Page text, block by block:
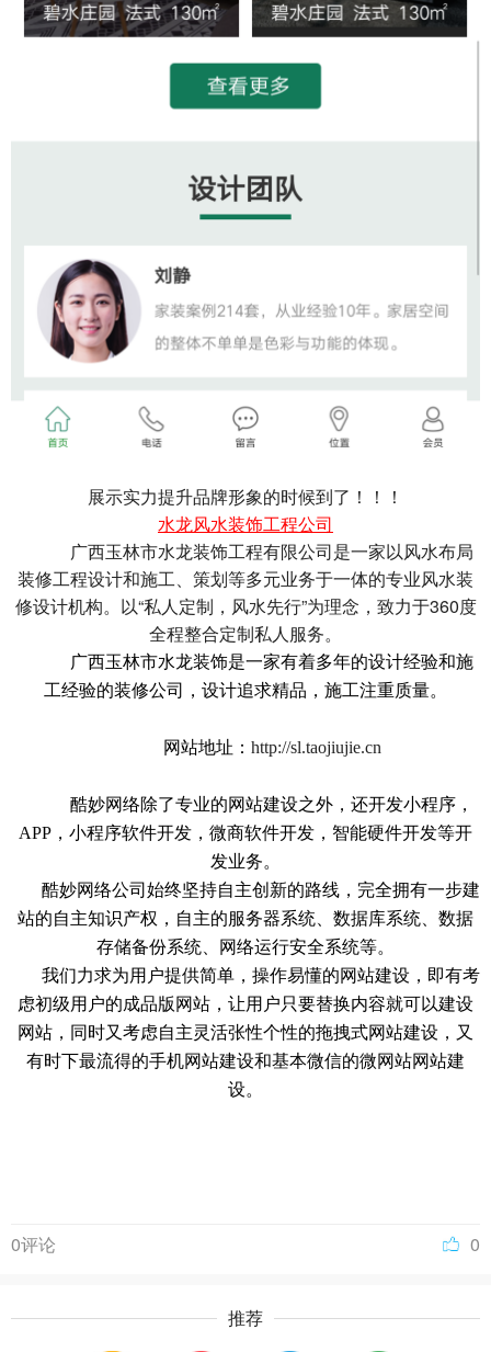
展示实力提升品牌形象的时候到了！！！
水龙风水装饰工程公司
广西玉林市水龙装饰工程有限公司是一家以风水布局
装修工程设计和施工、策划等多元业务于一体的专业风水装
修设计机构。以“私人定制，风水先行”为理念，致力于360度
全程整合定制私人服务。
广西玉林市水龙装饰是一家有着多年的设计经验和施
工经验的装修公司，设计追求精品，施工注重质量。
网站地址： http://sl.taojiujie.cn
酷妙网络除了专业的网站建设之外，还开发小程序，
APP，小程序软件开发，微商软件开发，智能硬件开发等开
发业务。
酷妙网络公司始终坚持自主创新的路线，完全拥有一步建
站的自主知识产权，自主的服务器系统、数据库系统、数据
存储备份系统、网络运行安全系统等。
我们力求为用户提供简单，操作易懂的网站建设，即有考
虑初级用户的成品版网站，让用户只要替换内容就可以建设
网站，同时又考虑自主灵活张性个性的拖拽式网站建设，又
有时下最流得的手机网站建设和基本微信的微网站网站建
设。
0
0评论
推荐